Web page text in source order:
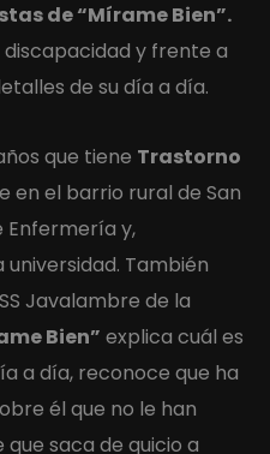
de “Mírame Bien”.
y frente a
de su día a día.
que tiene Trastorno
en el barrio rural de San
Enfermería y,
También
Javalambre de la
Bien” explica cuál es
a día, reconoce que ha
él que no le han
saca de quicio a